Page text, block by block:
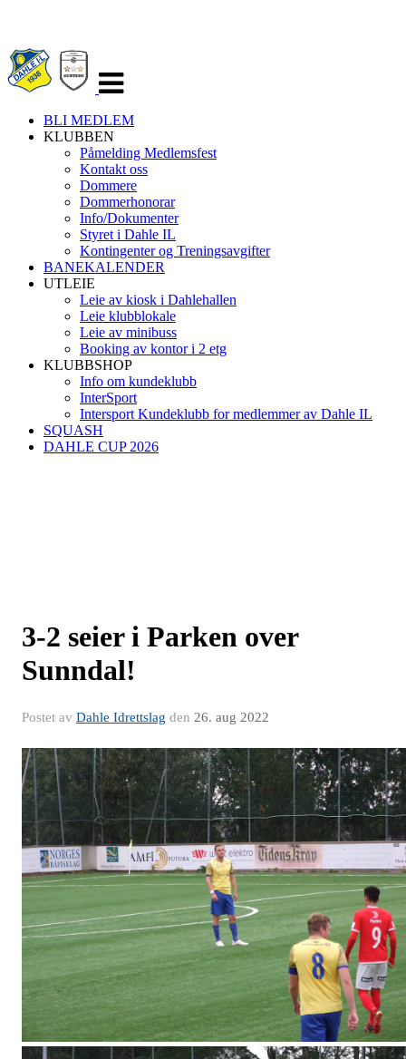
navigasjon
BLI MEDLEM
KLUBBEN
Påmelding Medlemsfest
Kontakt oss
Dommere
Dommerhonorar
Info/Dokumenter
Styret i Dahle IL
Kontingenter og Treningsavgifter
BANEKALENDER
UTLEIE
Leie av kiosk i Dahlehallen
Leie klubblokale
Leie av minibuss
Booking av kontor i 2 etg
KLUBBSHOP
Info om kundeklubb
InterSport
Intersport Kundeklubb for medlemmer av Dahle IL
SQUASH
DAHLE CUP 2026
3-2 seier i Parken over
Sunndal!
Postet av Dahle Idrettslag den 26. aug 2022